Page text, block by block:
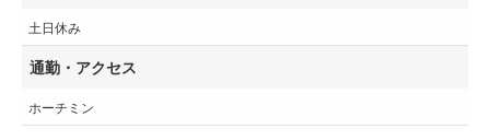
土日休み
通勤・アクセス
ホーチミン